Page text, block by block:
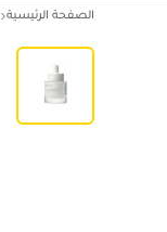
الصفحة الرئيسية